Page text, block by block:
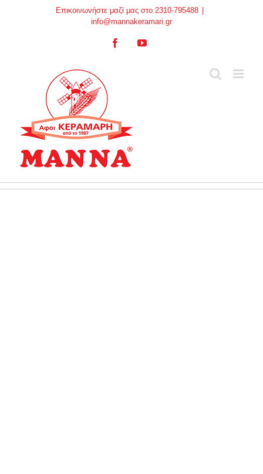
Επικοινωνήστε μαζί μας στο 2310-795488
info@mannakeramari.gr
FacebookYouTube